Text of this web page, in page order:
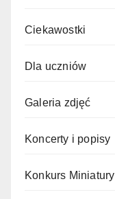
Ciekawostki
Dla uczniów
Galeria zdjęć
Koncerty i popisy
Konkurs Miniatury